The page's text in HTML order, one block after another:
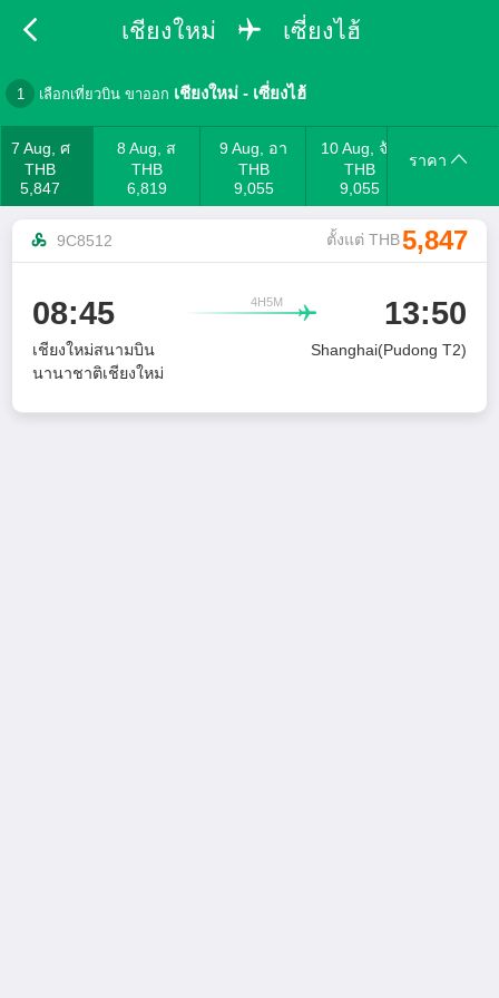
เชียงใหม่ เซี่ยงไฮ้
1 เลือกเที่ยวบิน ขาออก เชียงใหม่ - เซี่ยงไฮ้
7 Aug, ศ
THB
5,847
8 Aug, ส
THB
6,819
9 Aug, อา
THB
9,055
10 Aug, จัน
THB
9,055
ราคา
9C8512 ตั้งแต่ THB5,847
08:45 4H5M
 13:50
เชียงใหม่สนามบิน
นานาชาติเชียงใหม่
Shanghai(Pudong T2)